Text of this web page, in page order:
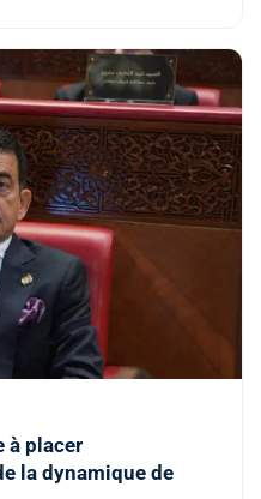
à placer
la dynamique de